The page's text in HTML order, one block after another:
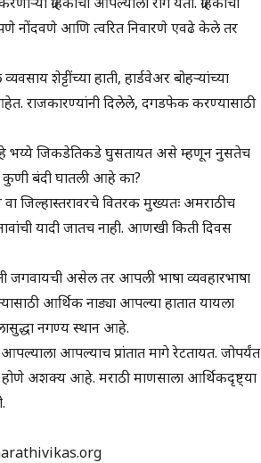
नोंदवणे आणि त्वरित निवारणे एवढे केले तर
शेट्टींच्या हाती, हार्डवेअर बोहऱ्यांच्या
राजकारण्यांनी दिलेले, दगडफेक करण्यासाठी
हे भय्ये जिकडेतिकडे घुसतायत असे म्हणून नुसतेच
कुणी बंदी घातली आहे का?
जिल्हास्तरावरचे वितरक मुख्यतः अमराठीच
यादी जातच नाही. आणखी किती दिवस
असेल तर आपली भाषा व्यवहारभाषा
आर्थिक नाड्या आपल्या हातात यायला
नगण्य स्थान आहे.
आपल्याच प्रांतात मागे रेटतायत. जोपर्यंत
होणे अशक्य आहे. मराठी माणसाला आर्थिकदृष्ट्या